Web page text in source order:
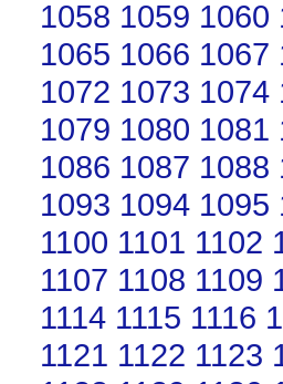
1058 1059 1060
1065 1066 1067
1072 1073 1074
1079 1080 1081
1086 1087 1088
1093 1094 1095
1100 1101 1102
1107 1108 1109
1114 1115 1116
1121 1122 1123